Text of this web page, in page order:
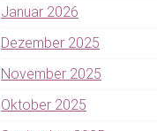
Januar 2026
Dezember 2025
November 2025
Oktober 2025